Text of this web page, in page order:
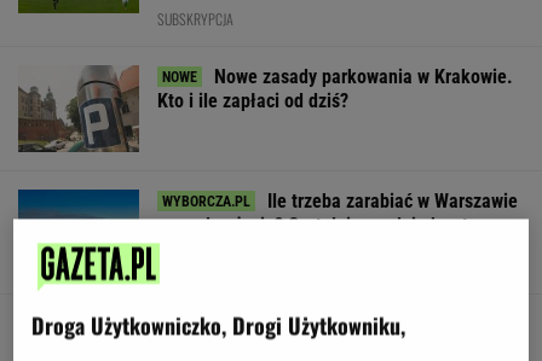
SUBSKRYPCJA
Nowe zasady parkowania w Krakowie.
Kto i ile zapłaci od dziś?
Ile trzeba zarabiać w Warszawie
na godne życie? Czytelnicy podają kwoty
Czarnecki zawieszony w PiS. "Zrobi
wszystko, żeby wrócić do Brukseli"
Droga Użytkowniczko, Drogi Użytkowniku,